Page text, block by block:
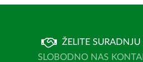
ŽELITE SURADNJU
SLOBODNO NAS